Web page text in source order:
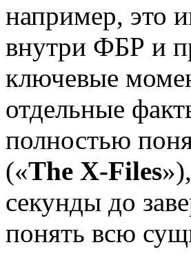
например, это
внутри ФБР и
ключевые
отдельные
полностью
(«The X-Files
секунды до
понять всю